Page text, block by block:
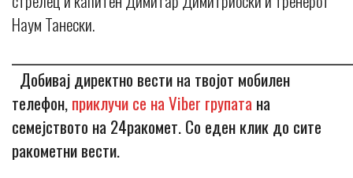
Наум Танески.
Добивај директно вести на твојот мобилен
телефон,приклучи се на Viber групата на
семејството на 24ракомет. Со еден клик до сите
ракометни вести.